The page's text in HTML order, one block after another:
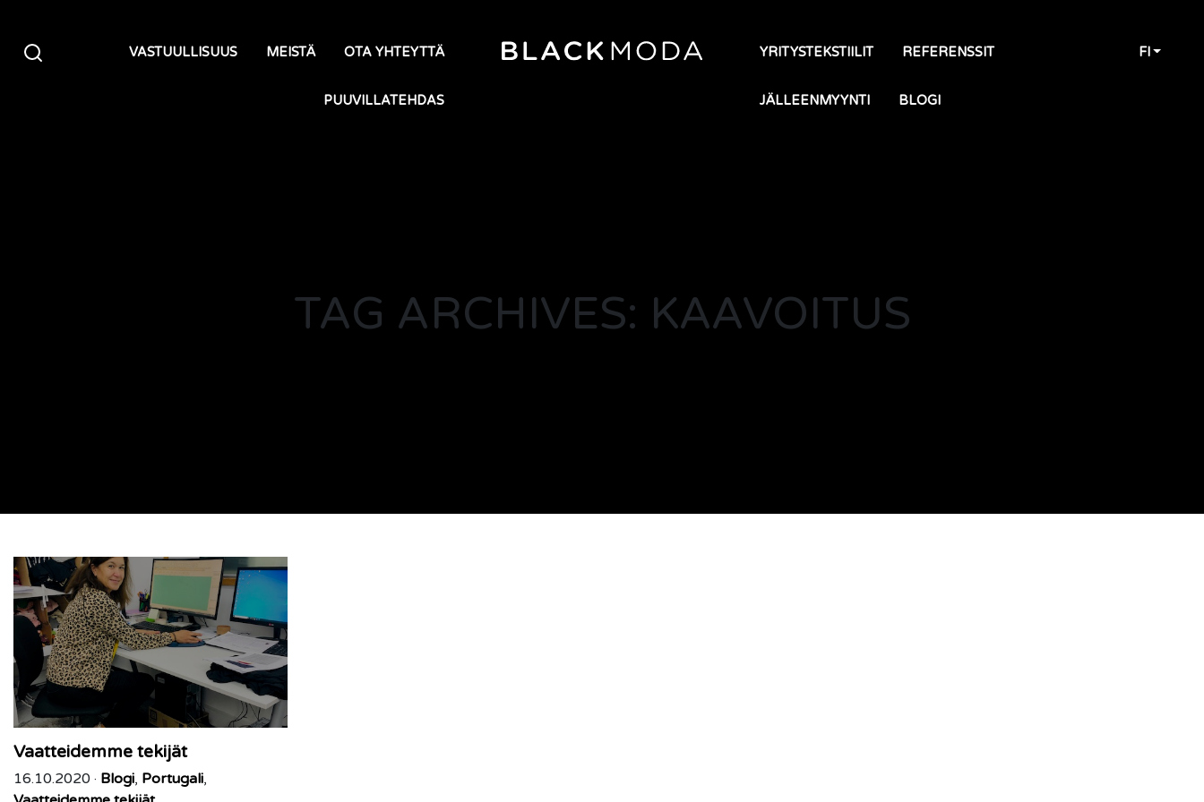
VASTUULLISUUS MEISTÄ OTA YHTEYTTÄ
PUUVILLATEHDAS
YRITYSTEKSTIILIT REFERENSSIT
JÄLLEENMYYNTI BLOGI
FI
TAG ARCHIVES: KAAVOITUS
Vaatteidemme tekijät
16.10.2020 · Blogi, Portugali,